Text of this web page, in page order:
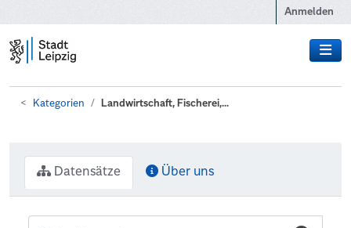
Anmelden
Kategorien Landwirtschaft, Fischerei,...
Datensätze Über uns